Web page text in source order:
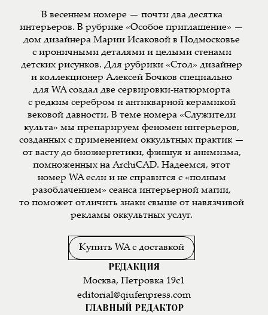
В весеннем номере — почти два десятка
интерьеров. В рубрике «Особое приглашение» —
дом дизайнера Марии Исаковой в Подмосковье
с ироничными деталями и целыми стенами
детских рисунков. Для рубрики «Стол» дизайнер
и коллекционер Алексей Бочков специально
для WA создал две сервировки-натюрморта
с редким серебром и антикварной керамикой
вековой давности. В теме номера «Служители
культа» мы препарируем феномен интерьеров,
созданных с применением оккультных практик —
от васту до биоэнергетики, фэншуя и анимизма,
помноженных на ArchiCAD. Надеемся, этот
номер WA если и не справится с «полным
разоблачением» сеанса интерьерной магии,
то поможет отличить знаки свыше от навязчивой
рекламы оккультных услуг.
Купить WA с доставкой
РЕДАКЦИЯ
Москва, Петровка 19с1
editorial@qiufenpress.com
ГЛАВНЫЙ РЕДАКТОР